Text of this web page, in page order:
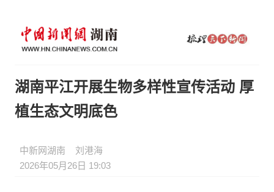
湖南平江开展生物多样性宣传活动 厚
植生态文明底色
中新网湖南
刘港海
2026年05月26日 19:03